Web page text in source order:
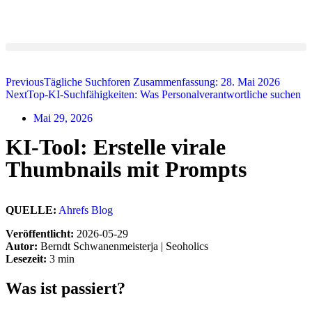
PreviousTägliche Suchforen Zusammenfassung: 28. Mai 2026
NextTop-KI-Suchfähigkeiten: Was Personalverantwortliche suchen
Mai 29, 2026
KI-Tool: Erstelle virale
Thumbnails mit Prompts
QUELLE: Ahrefs Blog
Veröffentlicht: 2026-05-29
Autor: Berndt Schwanenmeisterja | Seoholics
Lesezeit: 3 min
Was ist passiert?